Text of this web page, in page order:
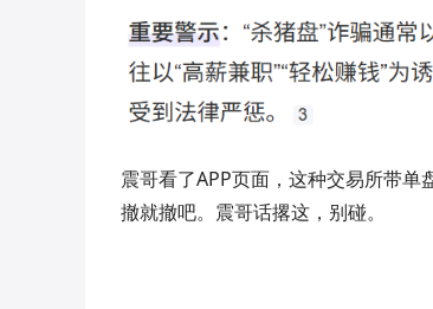
震哥看了APP页面，这种交易所带
撤就撤吧。震哥话撂这，别碰。